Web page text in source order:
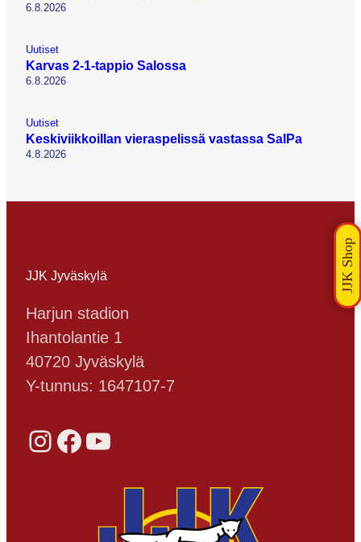
6.8.2026
Uutiset
Karvas 2-1-tappio Salossa
6.8.2026
Uutiset
Keskiviikkoillan vieraspelissä vastassa SalPa
4.8.2026
JJK Jyväskylä
Harjun stadion
Ihantolantie 1
40720 Jyväskylä
Y-tunnus: 1647107-7
Instagram Facebook YouTube